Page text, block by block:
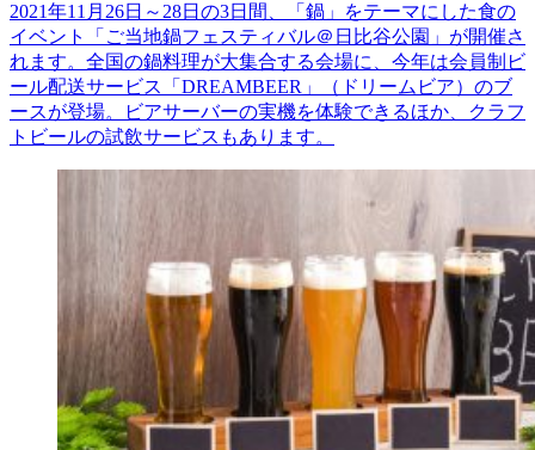
2021年11月26日～28日の3日間、「鍋」をテーマにした食の
イベント「ご当地鍋フェスティバル＠日比谷公園」が開催さ
れます。全国の鍋料理が大集合する会場に、今年は会員制ビ
ール配送サービス「DREAMBEER」（ドリームビア）のブ
ースが登場。ビアサーバーの実機を体験できるほか、クラフ
トビールの試飲サービスもあります。